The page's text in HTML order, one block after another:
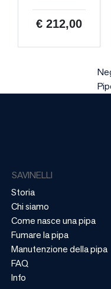
€ 212,00
SAVINELLI
Storia
Chi siamo
Come nasce una pipa
Fumare la pipa
Manutenzione della pipa
FAQ
Info